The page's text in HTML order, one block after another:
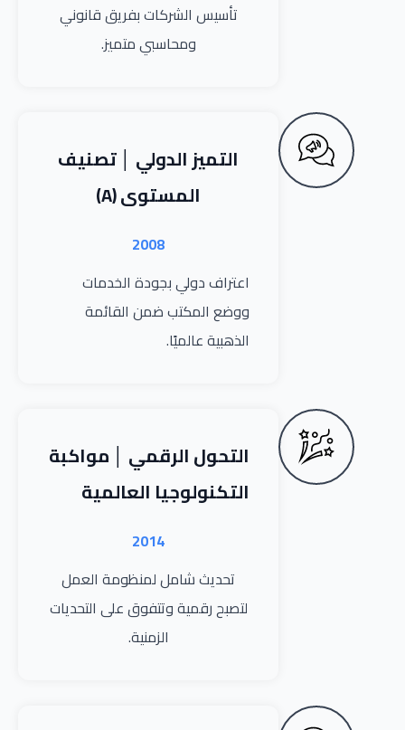
تأسيس الشركات بفريق قانوني
ومحاسبي متميز.
التميز الدولي │ تصنيف
المستوى (A)
2008
اعتراف دولي بجودة الخدمات
ووضع المكتب ضمن القائمة
الذهبية عالميًا.
التحول الرقمي │ مواكبة
التكنولوجيا العالمية
2014
تحديث شامل لمنظومة العمل
لتصبح رقمية وتتفوق على التحديات
الزمنية.